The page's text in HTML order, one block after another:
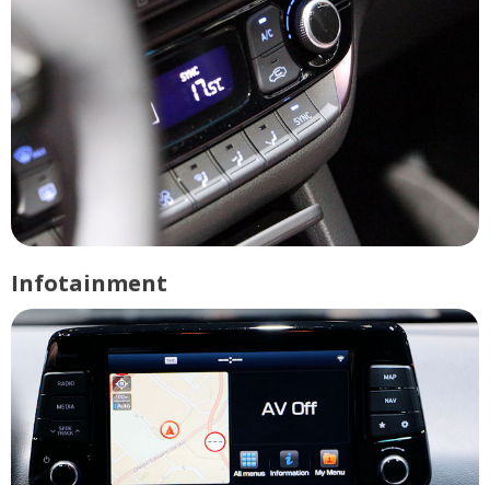
Infotainment